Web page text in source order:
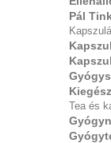
Pál
Tea és